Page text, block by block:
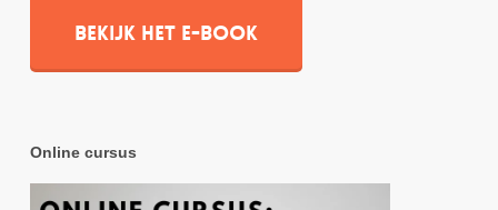
Bekijk het e-book
Online cursus